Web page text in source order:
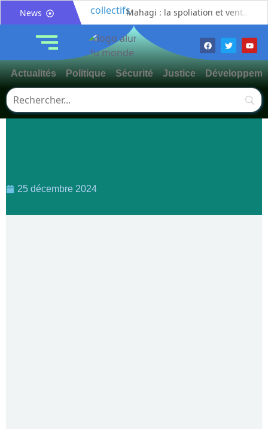
News
Mahagi : la spoliation et vente illicite des pâturages collectifs au cœur d’un débat sur les risques de conflits fonciers
Bunia : l’AIDAC-ASBL organise une prière d’action de grâce en l’honneur des finalistes musulmans admis à l’Examen d’État édition 2026
Bunia : des jeunes sensibilisés à la masculinité positive pour lutter contre les violences basées sur le genre
Ituri / Riposte contre Ebola : World Vision forme 50 leaders religieux à Bunia pour transformer la foi en actions contre Ebola
Actualités Politique Sécurité Justice
25 décembre 2024